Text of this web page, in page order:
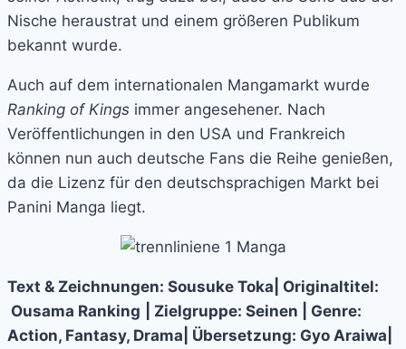
Nische heraustrat und einem größeren Publikum
bekannt wurde.
Auch auf dem internationalen Mangamarkt wurde
Ranking of Kings immer angesehener. Nach
Veröffentlichungen in den USA und Frankreich
können nun auch deutsche Fans die Reihe genießen,
da die Lizenz für den deutschsprachigen Markt bei
Panini Manga liegt.
Text & Zeichnungen: Sousuke Toka| Originaltitel:
Ousama Ranking
| Zielgruppe: Seinen | Genre:
Action, Fantasy, Drama| Übersetzung: Gyo Araiwa|